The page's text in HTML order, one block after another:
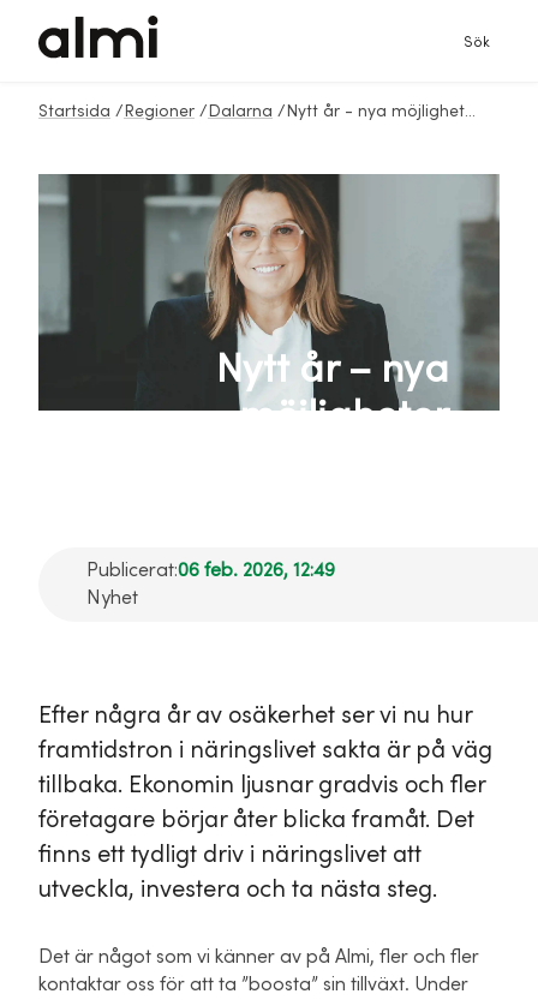
Sök
Startsida / Regioner / Dalarna / Nytt år - nya möjligheter
Nytt år – nya
möjligheter
Publicerat:06 feb. 2026, 12:49
Nyhet
Efter några år av osäkerhet ser vi nu hur
framtidstron i näringslivet sakta är på väg
tillbaka. Ekonomin ljusnar gradvis och fler
företagare börjar åter blicka framåt. Det
finns ett tydligt driv i näringslivet att
utveckla, investera och ta nästa steg.
Det är något som vi känner av på Almi, fler och fler
kontaktar oss för att ta ”boosta” sin tillväxt. Under